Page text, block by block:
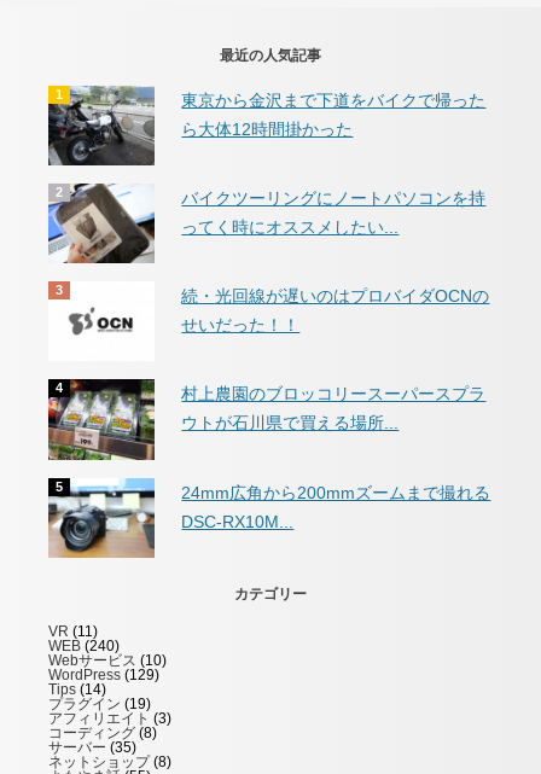
最近の人気記事
東京から金沢まで下道をバイクで帰った
ら大体12時間掛かった
バイクツーリングにノートパソコンを持
ってく時にオススメしたい...
続・光回線が遅いのはプロバイダOCNの
せいだった！！
村上農園のブロッコリースーパースプラ
ウトが石川県で買える場所...
24mm広角から200mmズームまで撮れる
DSC-RX10M...
カテゴリー
VR (11)
WEB (240)
Webサービス (10)
WordPress (129)
Tips (14)
プラグイン (19)
アフィリエイト (3)
コーディング (8)
サーバー (35)
ネットショップ(8)